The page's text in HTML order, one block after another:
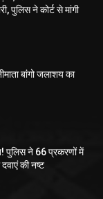
पुलिस ने कोर्ट से मांगी
बांगो जलाशय का
पुलिस ने 66 प्रकरणों में
की नष्ट